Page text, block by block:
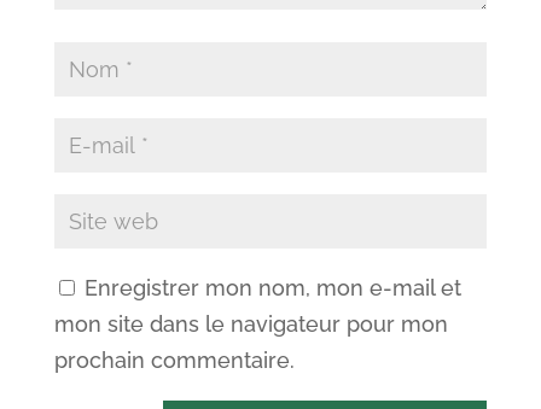
Enregistrer mon nom, mon e-mail et
mon site dans le navigateur pour mon
prochain commentaire.